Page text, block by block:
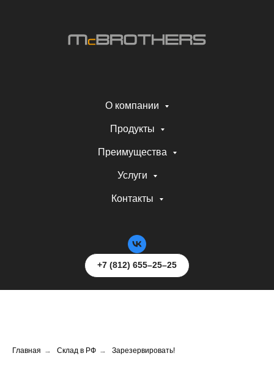
О компании
Продукты
Преимущества
Услуги
Контакты
+7 (812) 655–25–25
Главная → Склад в РФ → Зарезервировать!